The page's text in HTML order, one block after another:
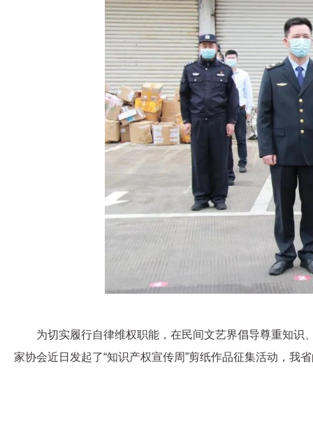
为切实履行自律维权职能，在民间文艺界倡导尊重知
家协会近日发起了“知识产权宣传周”剪纸作品征集活动，我